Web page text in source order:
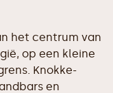
het centrum van
op een kleine
Knokke-
en